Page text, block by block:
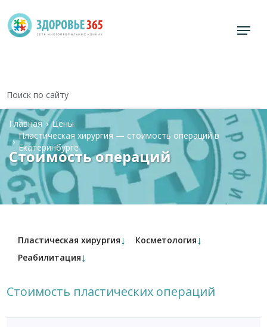
Главная
Цены
Пластическая хирургия — стоимость операций в
Екатеринбурге
Стоимость операций
Пластическая хирургия↓ Косметология↓
Реабилитация↓
Стоимость пластических операций